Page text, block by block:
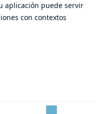
aplicación puede servir
con contextos